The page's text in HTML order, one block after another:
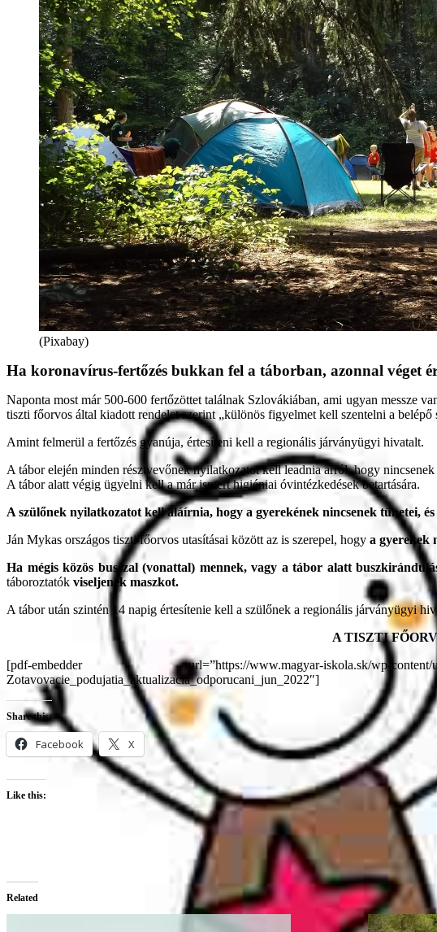
(Pixabay)
Ha koronavírus-fertőzés bukkan fel a táborban, azonnal véget
Naponta most már 500-600 fertőzöttet találnak Szlovákiában, ami ugyan messze
tiszti főorvos által kiadott rendelet szerint „különös figyelmet kell szentelni a belépő
Amint felmerül a fertőzés gyanúja, értesíteni kell a regionális járványügyi hivatalt.
A tábor elején minden résztvevőnek nyilatkozatot kell leadnia arról, hogy
A tábor alatt végig ügyelni kell a már ismert higiéniai óvintézkedések betartására.
A szülőnek nyilatkozatot kell aláírnia, hogy a gyerekének nincsenek tünetei,
Ján Mykas országos tiszti főorvos utasításai között az is szerepel, hogy a gyerekek
Ha mégis közös busszal (vonattal) mennek, vagy a tábor alatt
táboroztatók viseljenek maszkot.
A tábor után szintén 14 napig értesítenie kell a szülőnek a regionális járványügyi
A TISZTI
[pdf-embedder url=”https://www.magyar-iskola.sk/wp-content/
Zotavovacie_podujatia_aktualizacia_odporucani_jun_2022″]
Share this:
Facebook X
Like this:
Related